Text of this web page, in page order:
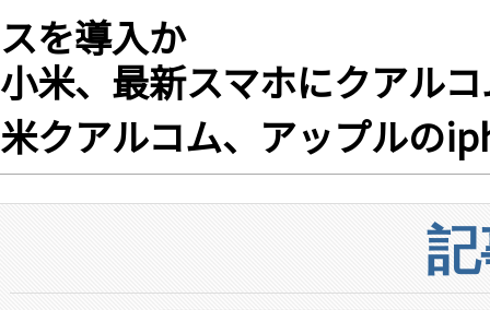
スを導入か
小米、最新スマホにクアル
米クアルコム、アップルの